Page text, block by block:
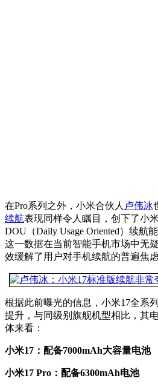
在Pro系列之外，小米合伙人 卢伟冰
续航表现同样令人瞩目，创下了小
DOU（Daily Usage Oriented）续航
这一数据在当前智能手机市场中无
效缓解了用户对手机续航的普遍焦虑
根据此前曝光的信息，小米17全系
提升，与同级别旗舰机型相比，其
体来看：
小米17：配备7000mAh大容量电池
小米17 Pro：配备6300mAh电池